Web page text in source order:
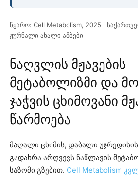
წყარო: Cell Metabolism, 2025 |
ჟურნალი ახალი ამბები
ნაღვლის მჟავების
მეტაბოლიზმი და
ჯაჭვის ცხიმოვანი
წარმოება
მაღალი ცხიმის, დაბალი უჯრედისის
გადახრა არღვევს ნაწლავის
საზომი გზებით. Cell Metabolism